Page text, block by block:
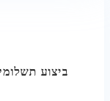
ביצוע